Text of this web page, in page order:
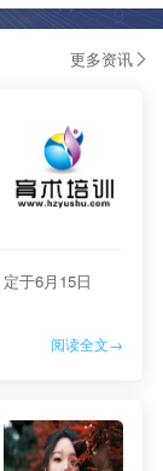
更多资讯
于6月15日
阅读全文→